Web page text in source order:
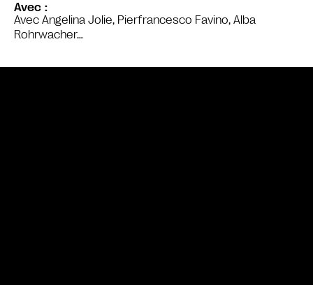
Avec
Avec Angelina Jolie, Pierfrancesco Favino, Alba
Rohrwacher…